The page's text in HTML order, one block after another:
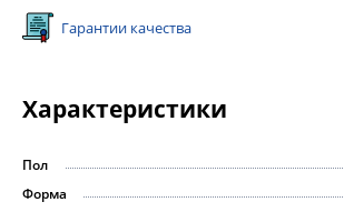
Гарантии качества
Характеристики
Пол
Форма